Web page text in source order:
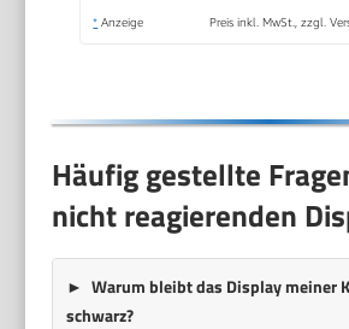
* Anzeige Preis inkl. MwSt., zzgl.
Häufig gestellte
nicht reagierenden
Warum bleibt das Display meiner
schwarz?